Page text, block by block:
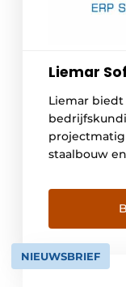
Liemar
Liemar
staalbouw
te
creëren.
rendement,
[…]
NIEUWSBRIEF